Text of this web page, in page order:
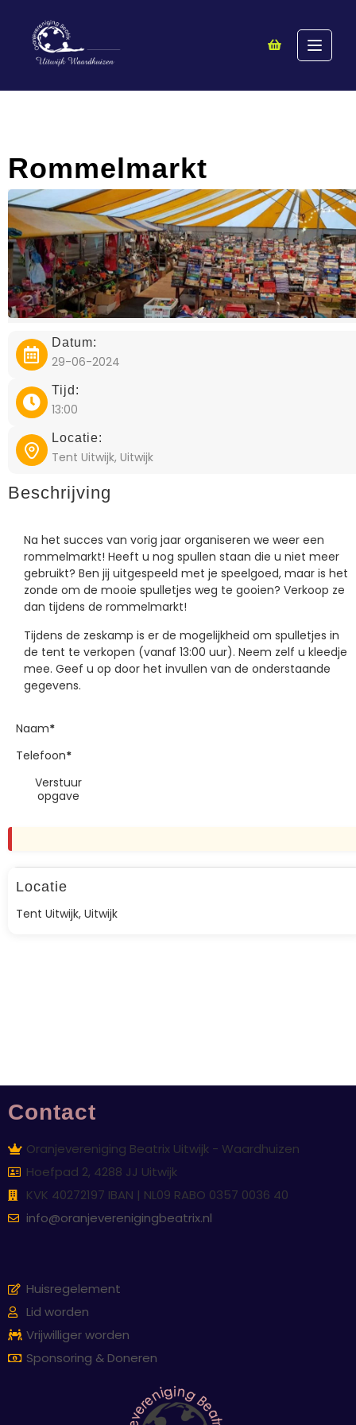
Rommelmarkt
Datum:
29-06-2024
Tijd:
13:00
Locatie:
Tent Uitwijk, Uitwijk
Beschrijving
Na het succes van vorig jaar organiseren we weer een
rommelmarkt! Heeft u nog spullen staan die u niet meer
gebruikt? Ben jij uitgespeeld met je speelgoed, maar is het
zonde om de mooie spulletjes weg te gooien? Verkoop ze
dan tijdens de rommelmarkt!
Tijdens de zeskamp is er de mogelijkheid om spulletjes in
de tent te verkopen (vanaf 13:00 uur). Neem zelf u kleedje
mee. Geef u op door het invullen van de onderstaande
gegevens.
Naam*
Telefoon*
Verstuur
opgave
Locatie
Tent Uitwijk, Uitwijk
Contact
Oranjevereniging Beatrix Uitwijk - Waardhuizen
Hoefpad 2, 4288 JJ Uitwijk
KVK 40272197 IBAN | NL09 RABO 0357 0036 40
info@oranjeverenigingbeatrix.nl
Huisregelement
Lid worden
Vrijwilliger worden
Sponsoring & Doneren